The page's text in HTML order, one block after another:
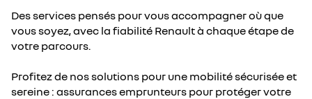
Des services pensés pour vous accompagner où que
vous soyez, avec la fiabilité Renault à chaque étape de
votre parcours.
Profitez de nos solutions pour une mobilité sécurisée et
sereine : assurances emprunteurs pour protéger votre